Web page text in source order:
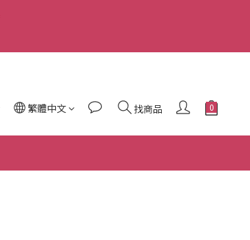
繁體中文 找商品